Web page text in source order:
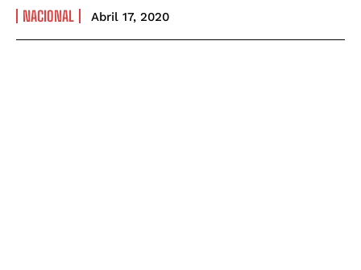
NACIONAL Abril 17, 2020